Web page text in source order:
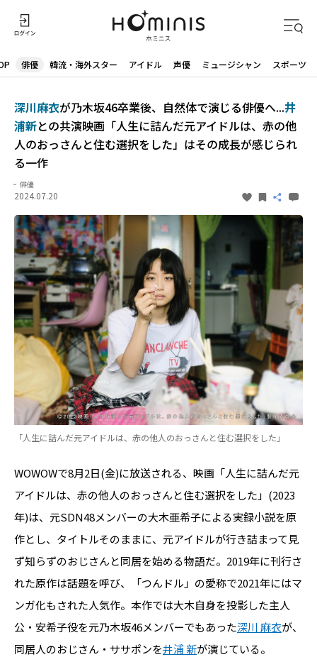
俳優 韓流・海外スター アイドル 声優 ミュージシャン スポーツ
深川麻衣が乃木坂46卒業後、自然体で演じる俳優へ...井
浦新との共演映画「人生に詰んだ元アイドルは、赤の他
人のおっさんと住む選択をした」はその成長が感じられ
る一作
俳優
2024.07.20
「人生に詰んだ元アイドルは、赤の他人のおっさんと住む選択をした」
WOWOWで8月2日(金)に放送される、映画「人生に詰んだ元
アイドルは、赤の他人のおっさんと住む選択をした」(2023
年)は、元SDN48メンバーの大木亜希子による実録小説を原
作とし、タイトルそのままに、元アイドルが行き詰まって見
ず知らずのおじさんと同居を始める物語だ。2019年に刊行さ
れた原作は話題を呼び、「つんドル」の愛称で2021年にはマ
ンガ化もされた人気作。本作では大木自身を投影した主人
公・安希子役を元乃木坂46メンバーでもあった深川 麻衣が、
同居人のおじさん・ササポンを井浦 新が演じている。